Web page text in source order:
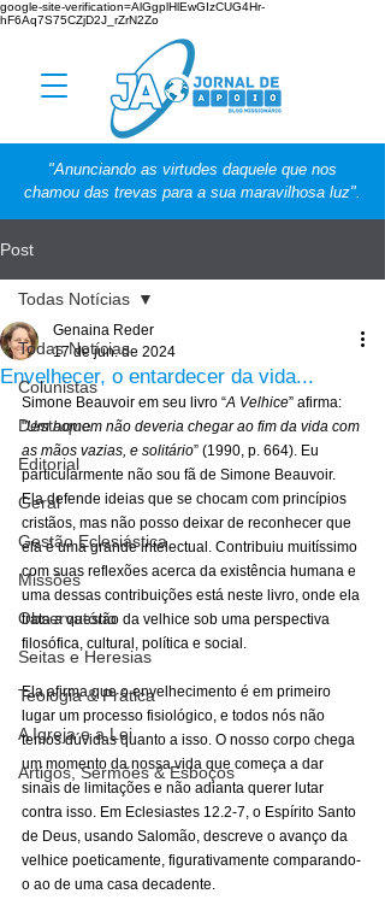
google-site-verification=AlGgplHlEwGIzCUG4Hr-
hF6Aq7S75CZjD2J_rZrN2Zo
"Anunciando as virtudes daquele que nos
chamou das trevas para a sua maravilhosa luz".
Post
Todas Notícias
Colunistas
Destaque
Editorial
Geral
Gestão Eclesiástica
Missões
Observatório
Seitas e Heresias
Teologia & Prática
A Igreja e a Lei
Artigos, Sermões & Esboços
Todas Notícias
Envelhecer, o entardecer da vida...
Genaina Reder
17 de jun. de 2024
Simone Beauvoir em seu livro “A Velhice” afirma:
"Um homem não deveria chegar ao fim da vida com
as mãos vazias, e solitário” (1990, p. 664). Eu
particularmente não sou fã de Simone Beauvoir.
Ela defende ideias que se chocam com princípios
cristãos, mas não posso deixar de reconhecer que
ela é uma grande intelectual. Contribuiu muitíssimo
com suas reflexões acerca da existência humana e
uma dessas contribuições está neste livro, onde ela
trata a questão da velhice sob uma perspectiva
filosófica, cultural, política e social.
Ela afirma que o envelhecimento é em primeiro
lugar um processo fisiológico, e todos nós não
temos dúvidas quanto a isso. O nosso corpo chega
um momento da nossa vida que começa a dar
sinais de limitações e não adianta querer lutar
contra isso. Em Eclesiastes 12.2-7, o Espírito Santo
de Deus, usando Salomão, descreve o avanço da
velhice poeticamente, figurativamente comparando-
o ao de uma casa decadente.